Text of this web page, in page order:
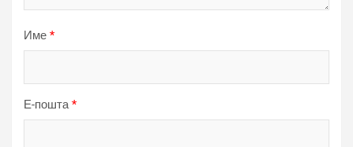
Име *
Е-пошта*